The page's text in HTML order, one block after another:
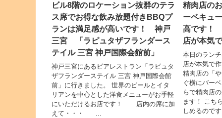
ビル8階のロケーション抜群のテラ
ス席でお得な飲み放題付きBBQプ
ランは満足感が高いです！ 神戸
三宮 「ラピュタザフランダース
テイル 三宮 神戸国際会館前」
神戸三宮にあるビアレストラン「ラピュタ
ザフランダーステイル 三宮 神戸国際会館
前」に行きました。 世界のビールとイタ
リアンを中心とした洋食メニューがお手軽
にいただけるお店です！ 店内の席に加
えて・・・ ...
精肉店の
ーベキュ
高です！
店が本気
本日のラン
店が本気で
精肉店の「
ぐ横にバー
らで精肉店
ます！ こち
しめるので